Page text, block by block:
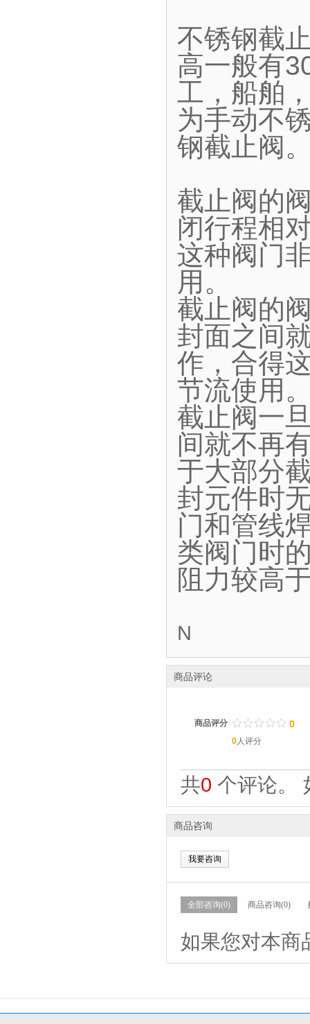
不锈钢截
高一般有
工，船舶
为手动不
钢截止阀
截止阀的
闭行程相
这种阀门
用。
截止阀的
封面之间
作，合得
节流使用
截止阀一
间就不再
于大部分
封元件时
门和管线
类阀门时
阻力较高
N
商品评论
商品评分 / / / / /
. . . . . 0
0人评分
共0 个评论。
商品咨询
我要咨询
全部咨询(0) 商品咨询(0)
如果您对本商